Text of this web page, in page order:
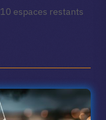
10 espaces restants